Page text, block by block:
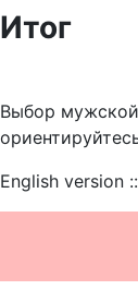
Итог
Выбор мужской
English version